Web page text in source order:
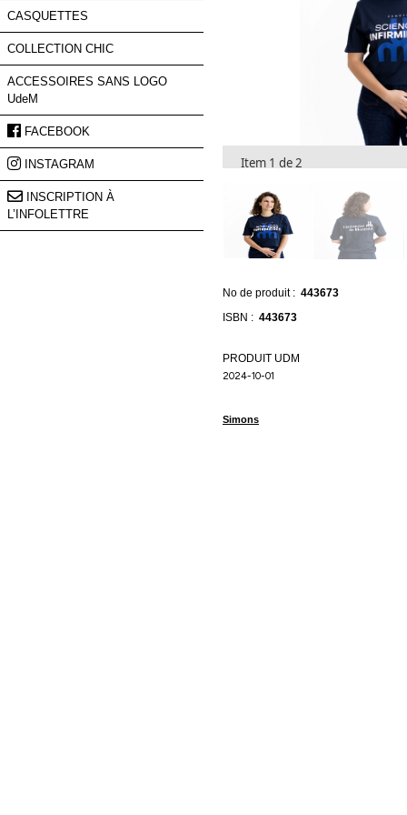
Item 1 de 2
No de produit : 443673
ISBN : 443673
PRODUIT UDM
2024-10-01
Simons
nouveautés
et
de
nos
promotions.
Prénom
Courriel
*